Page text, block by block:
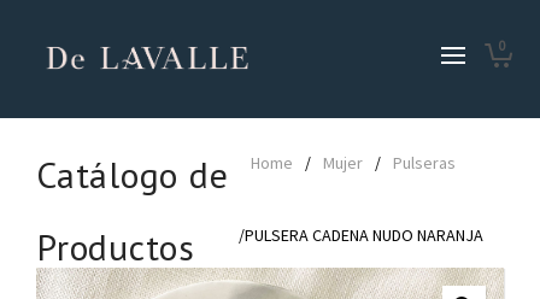
0
Catálogo de
Productos
Home / Mujer / Pulseras
/PULSERA CADENA NUDO NARANJA